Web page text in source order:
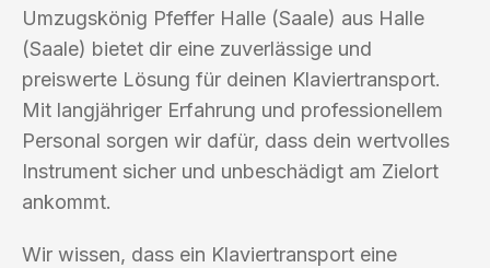
Umzugskönig Pfeffer Halle (Saale) aus Halle
(Saale) bietet dir eine zuverlässige und
preiswerte Lösung für deinen Klaviertransport.
Mit langjähriger Erfahrung und professionellem
Personal sorgen wir dafür, dass dein wertvolles
Instrument sicher und unbeschädigt am Zielort
ankommt.
Wir wissen, dass ein Klaviertransport eine